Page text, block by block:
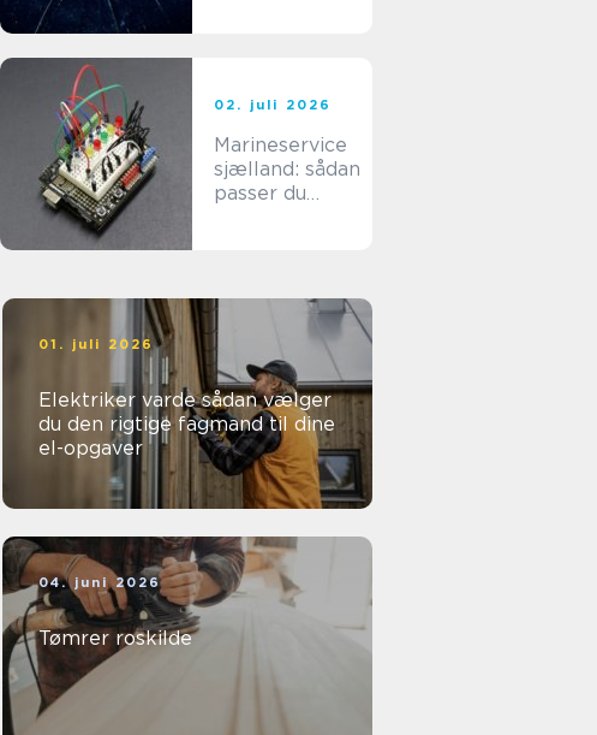
02. juli 2026
Marineservice
sjælland: sådan
passer du
01. juli 2026
Elektriker varde sådan vælger
du den rigtige fagmand til dine
el-opgaver
04. juni 2026
Tømrer roskilde